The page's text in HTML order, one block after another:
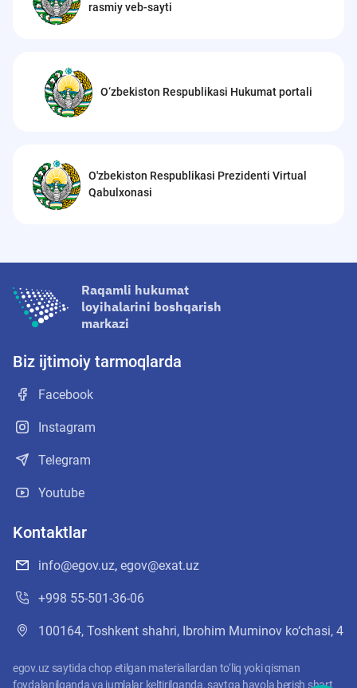
rasmiy veb-sayti
O‘zbekiston Respublikasi Hukumat portali
O'zbekiston Respublikasi Prezidenti Virtual
Qabulxonasi
Raqamli hukumat
loyihalarini boshqarish
markazi
Biz ijtimoiy tarmoqlarda
Facebook
Instagram
Telegram
Youtube
Kontaktlar
info@egov.uz, egov@exat.uz
+998 55-501-36-06
100164, Toshkent shahri, Ibrohim Muminov ko‘chasi, 4
egov.uz saytida chop etilgan materiallardan to‘liq yoki qisman
foydalanilganda va jumlalar keltirilganda, saytga havola berish shart